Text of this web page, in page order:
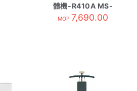
體機-R410A MS-
GM19VA-內
MOP 7,690.00